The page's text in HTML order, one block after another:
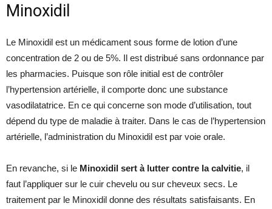
Minoxidil
Le Minoxidil est un médicament sous forme de lotion d’une
concentration de 2 ou de 5%. Il est distribué sans ordonnance par
les pharmacies. Puisque son rôle initial est de contrôler
l’hypertension artérielle, il comporte donc une substance
vasodilatatrice. En ce qui concerne son mode d’utilisation, tout
dépend du type de maladie à traiter. Dans le cas de l’hypertension
artérielle, l’administration du Minoxidil est par voie orale.
En revanche, si le Minoxidil sert à lutter contre la calvitie, il
faut l’appliquer sur le cuir chevelu ou sur cheveux secs. Le
traitement par le Minoxidil donne des résultats satisfaisants. En